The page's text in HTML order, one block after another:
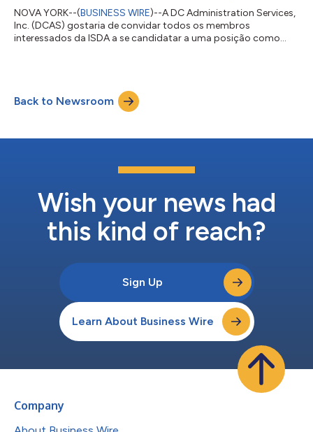
NOVA YORK--(BUSINESS WIRE)--A DC Administration Services,
Inc. (DCAS) gostaria de convidar todos os membros
interessados da ISDA a se candidatar a uma posição como
candidatar a membros como Membro Negociador dos
Comitês de Determinações ou Membro Não Negociador dos
Comitês de Determinações (conforme corresponda). As partes
Back to Newsroom
Wish your news had
this kind of reach?
Sign Up
Learn About Business Wire
Company